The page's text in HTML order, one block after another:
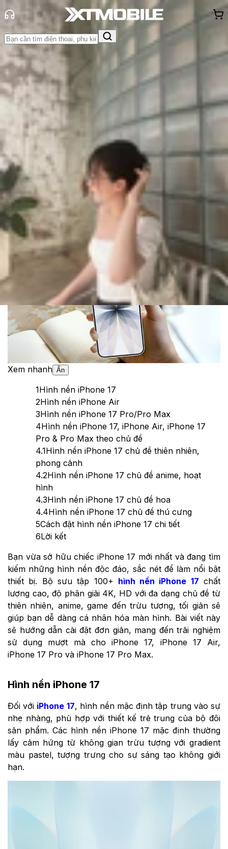
Trang chủ
Tin tức
App - Game
Tin Mới
Đánh Giá - Trên Tay
Khuyến
Thủ thuật Thông báoKhách
hàng - Sự kiện
Tải ngay 100+ hình nền iPhone 17
Series chính thức, 4K đẹp nhất
Triệu Vy
Ngày đăng: 13/09/2025
Cập nhật:
13/09/2025
Theo dõi XTMobile trên
Xem nhanh Ẩn
1Hình nền iPhone 17
2Hình nền iPhone Air
3Hình nền iPhone 17 Pro/Pro Max
4Hình nền iPhone 17, iPhone Air, iPhone 17
Pro & Pro Max theo chủ đề
4.1Hình nền iPhone 17 chủ đề thiên nhiên,
phong cảnh
4.2Hình nền iPhone 17 chủ đề anime, hoạt
hình
4.3Hình nền iPhone 17 chủ đề hoa
4.4Hình nền iPhone 17 chủ đề thú cưng
5Cách đặt hình nền iPhone 17 chi tiết
6Lời kết
Bạn vừa sở hữu chiếc iPhone 17 mới nhất và đang tìm
kiếm những hình nền độc đáo, sắc nét để làm nổi bật
thiết bị. Bộ sưu tập 100+ hình nền iPhone 17 chất
lượng cao, độ phân giải 4K, HD với đa dạng chủ đề từ
thiên nhiên, anime, game đến trừu tượng, tối giản sẽ
giúp bạn dễ dàng cá nhân hóa màn hình. Bài viết này
sẽ hướng dẫn cài đặt đơn giản, mang đến trải nghiệm
sử dụng mượt mà cho iPhone 17, iPhone 17 Air,
iPhone 17 Pro và iPhone 17 Pro Max.
Hình nền iPhone 17
Đối với iPhone 17, hình nền mặc định tập trung vào sự
nhẹ nhàng, phù hợp với thiết kế trẻ trung của bộ đôi
sản phẩm. Các hình nền iPhone 17 mặc định thường
lấy cảm hứng từ không gian trừu tượng với gradient
màu pastel, tượng trưng cho sự sáng tạo không giới
hạn.